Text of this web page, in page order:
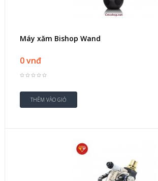
Máy xăm Bishop Wand
0 vnđ